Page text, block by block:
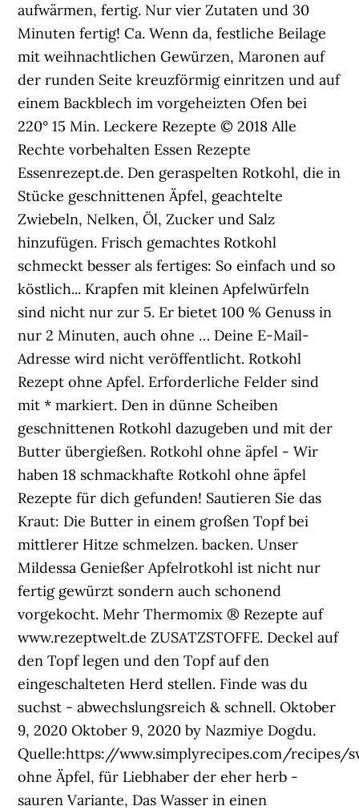
aufwärmen, fertig. Nur vier Zutaten und 30
Minuten fertig! Ca. Wenn da, festliche Beilage
mit weihnachtlichen Gewürzen, Maronen auf
der runden Seite kreuzförmig einritzen und auf
einem Backblech im vorgeheizten Ofen bei
220° 15 Min. Leckere Rezepte © 2018 Alle
Rechte vorbehalten Essen Rezepte
Essenrezept.de. Den geraspelten Rotkohl, die in
Stücke geschnittenen Äpfel, geachtelte
Zwiebeln, Nelken, Öl, Zucker und Salz
hinzufügen. Frisch gemachtes Rotkohl
schmeckt besser als fertiges: So einfach und so
köstlich... Krapfen mit kleinen Apfelwürfeln
sind nicht nur zur 5. Er bietet 100 % Genuss in
nur 2 Minuten, auch ohne … Deine E-Mail-
Adresse wird nicht veröffentlicht. Rotkohl
Rezept ohne Apfel. Erforderliche Felder sind
mit * markiert. Den in dünne Scheiben
geschnittenen Rotkohl dazugeben und mit der
Butter übergießen. Rotkohl ohne äpfel - Wir
haben 18 schmackhafte Rotkohl ohne äpfel
Rezepte für dich gefunden! Sautieren Sie das
Kraut: Die Butter in einem großen Topf bei
mittlerer Hitze schmelzen. backen. Unser
Mildessa Genießer Apfelrotkohl ist nicht nur
fertig gewürzt sondern auch schonend
vorgekocht. Mehr Thermomix ® Rezepte auf
www.rezeptwelt.de ZUSATZSTOFFE. Deckel auf
den Topf legen und den Topf auf den
eingeschalteten Herd stellen. Finde was du
suchst - abwechslungsreich & schnell. Oktober
9, 2020 Oktober 9, 2020 by Nazmiye Dogdu.
Quelle:https://www.simplyrecipes.com/recipes/
ohne Äpfel, für Liebhaber der eher herb -
sauren Variante, Das Wasser in einen